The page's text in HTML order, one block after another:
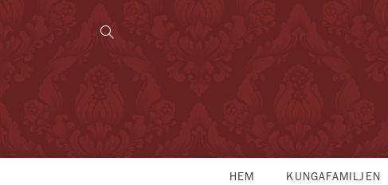
HEM KUNGAFAMILJEN